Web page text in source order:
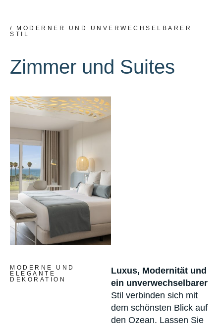
/ MODERNER UND UNVERWECHSELBARER
STIL
Zimmer und Suites
Luxus, Modernität und
ein unverwechselbarer
Stil verbinden sich mit
dem schönsten Blick auf
den Ozean. Lassen Sie
MODERNE UND
ELEGANTE
DEKORATION